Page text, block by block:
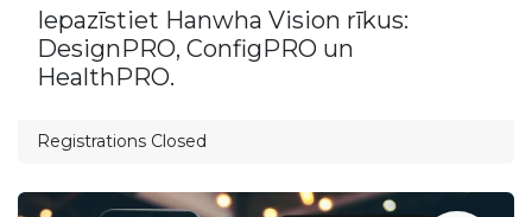
Iepazīstiet Hanwha Vision rīkus:
DesignPRO, ConfigPRO un
HealthPRO.
Registrations Closed